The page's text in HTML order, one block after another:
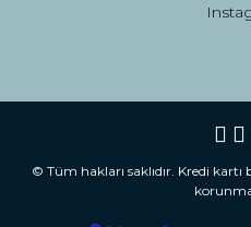
© Tüm hakları saklıdır. Kredi